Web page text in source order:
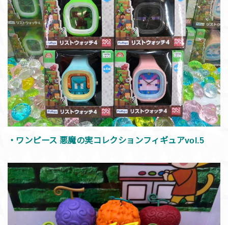
・ワンピース 悪魔の実コレクションフィギュアvol.5